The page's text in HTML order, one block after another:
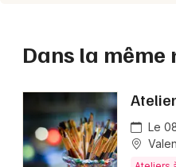
Dans la
Le